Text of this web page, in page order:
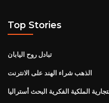
Top Stories
تبادل روح اليابان
الذهب شراء الهند على الانترنت
الملكية الفكرية البحث أستراليا